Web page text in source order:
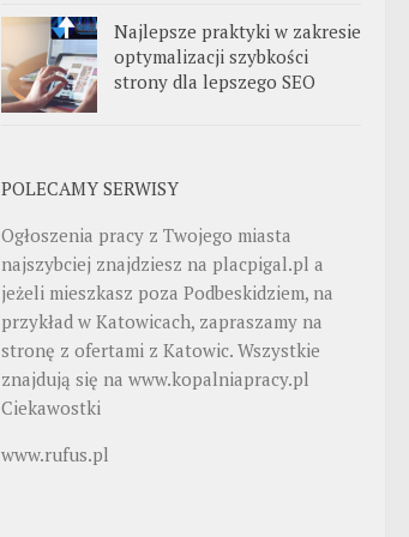
Najlepsze praktyki w zakresie
optymalizacji szybkości
strony dla lepszego SEO
POLECAMY SERWISY
Ogłoszenia pracy z Twojego miasta
najszybciej znajdziesz na placpigal.pl a
jeżeli mieszkasz poza Podbeskidziem, na
przykład w Katowicach, zapraszamy na
stronę z ofertami z Katowic. Wszystkie
znajdują się na www.kopalniapracy.pl
Ciekawostki
www.rufus.pl